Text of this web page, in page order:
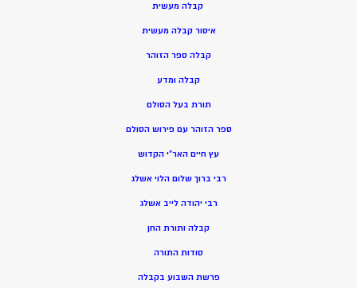
קבלה מעשית
איסור קבלה מעשית
קבלה ספר הזוהר
קבלה ומדע
תורת בעל הסולם
ספר הזוהר עם פירוש הסולם
עץ חיים האר”י הקדוש
רבי ברוך שלום הלוי אשלג
רבי יהודה לייב אשלג
קבלה ותורת החן
סודות התורה
פרשת השבוע בקבלה